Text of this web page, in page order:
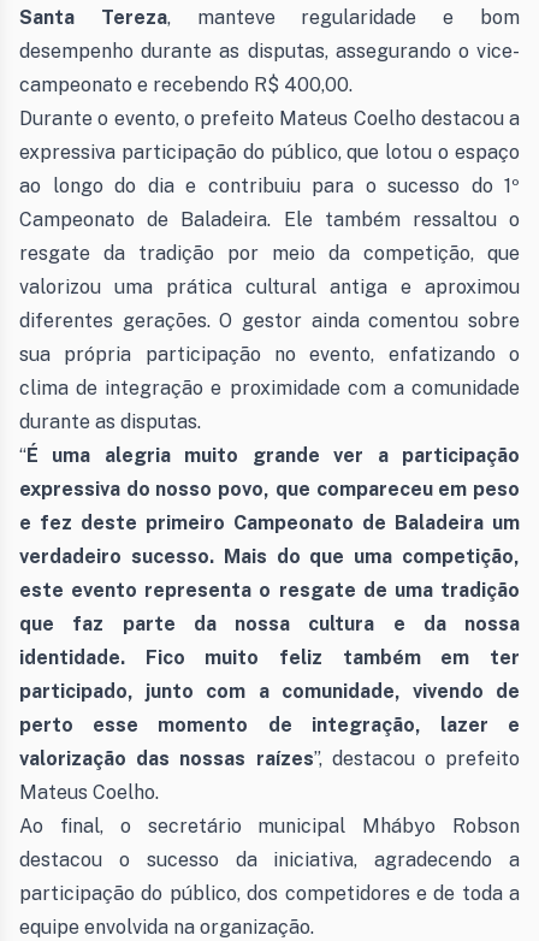
Santa Tereza, manteve regularidade e bom
desempenho durante as disputas, assegurando o vice-
campeonato e recebendo R$ 400,00.
Durante o evento, o prefeito Mateus Coelho destacou a
expressiva participação do público, que lotou o espaço
ao longo do dia e contribuiu para o sucesso do 1º
Campeonato de Baladeira. Ele também ressaltou o
resgate da tradição por meio da competição, que
valorizou uma prática cultural antiga e aproximou
diferentes gerações. O gestor ainda comentou sobre
sua própria participação no evento, enfatizando o
clima de integração e proximidade com a comunidade
durante as disputas.
“É uma alegria muito grande ver a participação
expressiva do nosso povo, que compareceu em peso
e fez deste primeiro Campeonato de Baladeira um
verdadeiro sucesso. Mais do que uma competição,
este evento representa o resgate de uma tradição
que faz parte da nossa cultura e da nossa
identidade. Fico muito feliz também em ter
participado, junto com a comunidade, vivendo de
perto esse momento de integração, lazer e
valorização das nossas raízes”, destacou o prefeito
Mateus Coelho.
Ao final, o secretário municipal Mhábyo Robson
destacou o sucesso da iniciativa, agradecendo a
participação do público, dos competidores e de toda a
equipe envolvida na organização.